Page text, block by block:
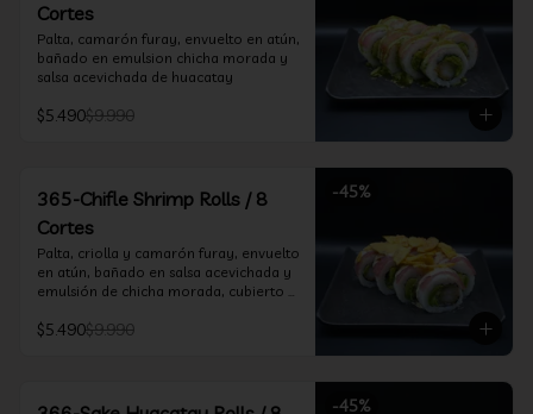
Cortes
Palta, camarón furay, envuelto en atún,
bañado en emulsion chicha morada y
salsa acevichada de huacatay
$5.490$9.990
-45%
365-Chifle Shrimp Rolls / 8
Cortes
Palta, criolla y camarón furay, envuelto
en atún, bañado en salsa acevichada y
emulsión de chicha morada, cubierto
$5.490$9.990
-45%